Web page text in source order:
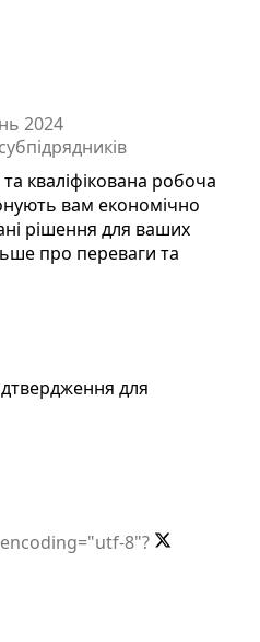
2024
кваліфікована робоча
вам економічно
рішення для ваших
про переваги та
8"?